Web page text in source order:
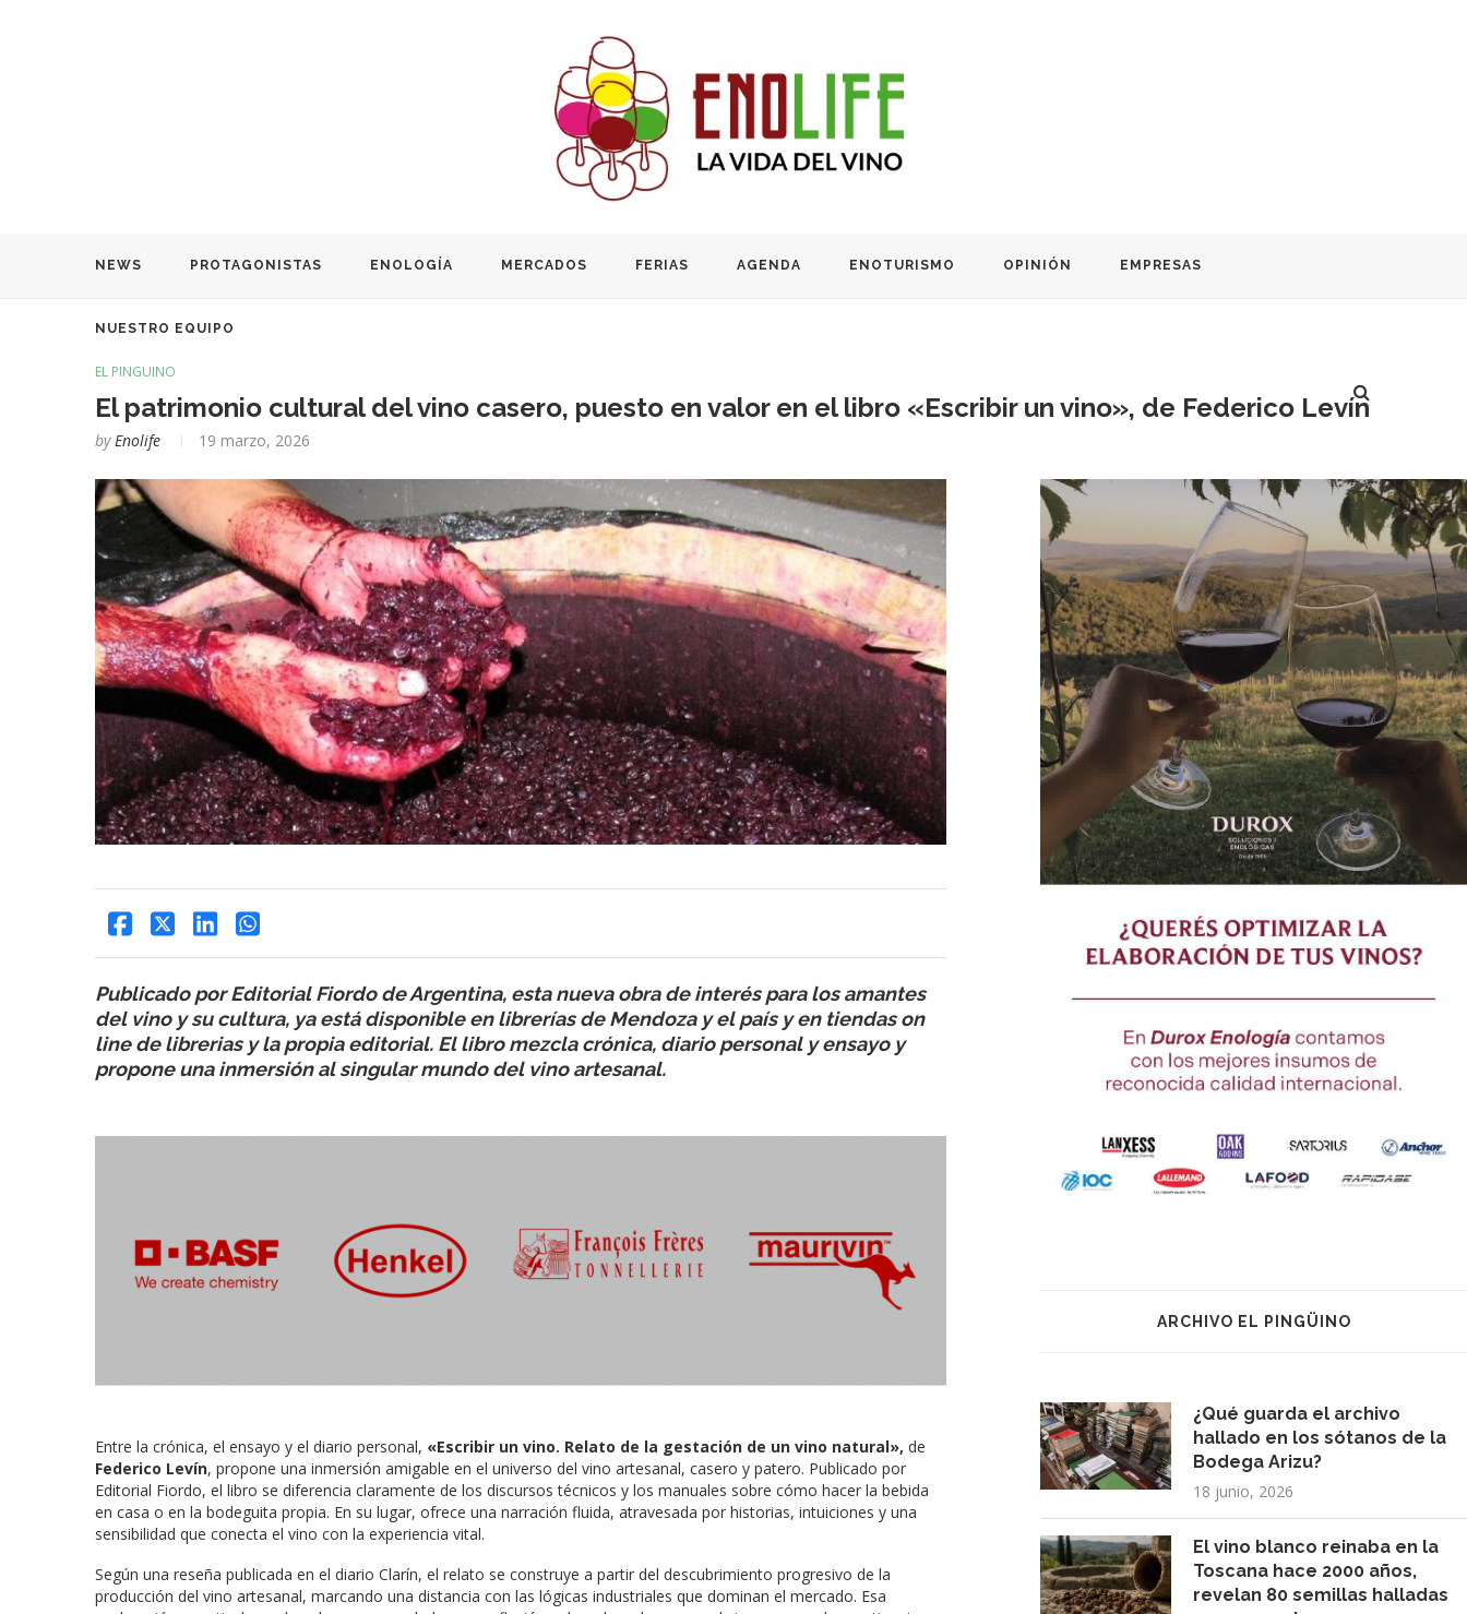
NEWS PROTAGONISTAS ENOLOGÍA MERCADOS FERIAS AGENDA ENOTURISMO OPINIÓN EMPRESAS
NUESTRO EQUIPO
EL PINGÜINO
El patrimonio cultural del vino casero, puesto en valor en el libro «Escribir un vino», de Federico Levín
by Enolife 19 marzo, 2026
Publicado por Editorial Fiordo de Argentina, esta nueva obra de interés para los amantes
del vino y su cultura, ya está disponible en librerías de Mendoza y el país y en tiendas on
line de librerias y la propia editorial. El libro mezcla crónica, diario personal y ensayo y
propone una inmersión al singular mundo del vino artesanal.
Entre la crónica, el ensayo y el diario personal, «Escribir un vino. Relato de la gestación de un vino natural», de
Federico Levín, propone una inmersión amigable en el universo del vino artesanal, casero y patero. Publicado por
Editorial Fiordo, el libro se diferencia claramente de los discursos técnicos y los manuales sobre cómo hacer la bebida
en casa o en la bodeguita propia. En su lugar, ofrece una narración fluida, atravesada por historias, intuiciones y una
sensibilidad que conecta el vino con la experiencia vital.
Según una reseña publicada en el diario Clarín, el relato se construye a partir del descubrimiento progresivo de la
producción del vino artesanal, marcando una distancia con las lógicas industriales que dominan el mercado. Esa
ARCHIVO EL PINGÜINO
¿Qué guarda el archivo
hallado en los sótanos de la
Bodega Arizu?
18 junio, 2026
El vino blanco reinaba en la
Toscana hace 2000 años,
revelan 80 semillas halladas